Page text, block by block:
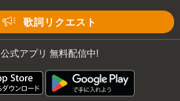
歌詞リクエスト
公式アプリ 無料配信中!